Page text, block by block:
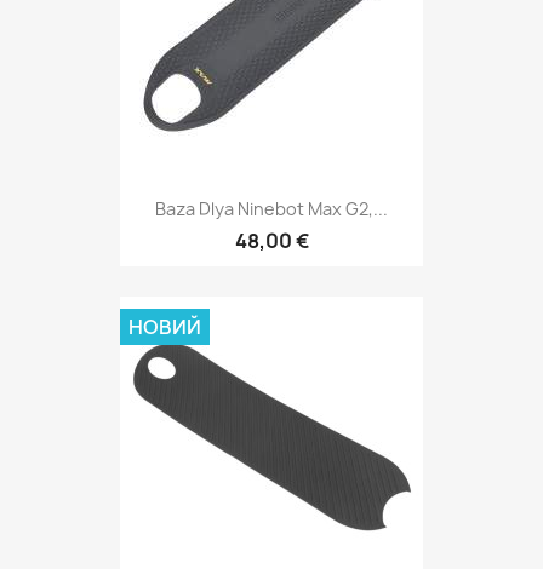
Baza Dlya Ninebot Max G2,...
48,00 €
НОВИЙ